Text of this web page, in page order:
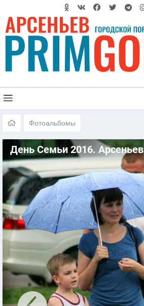
Фотоальбомы
День Семьи 2016. Арсеньев